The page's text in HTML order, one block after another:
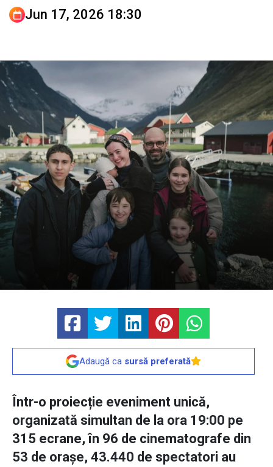
Jun 17, 2026 18:30
Adaugă ca sursă preferată
Într-o proiecție eveniment unică,
organizată simultan de la ora 19:00 pe
315 ecrane, în 96 de cinematografe din
53 de orașe, 43.440 de spectatori au